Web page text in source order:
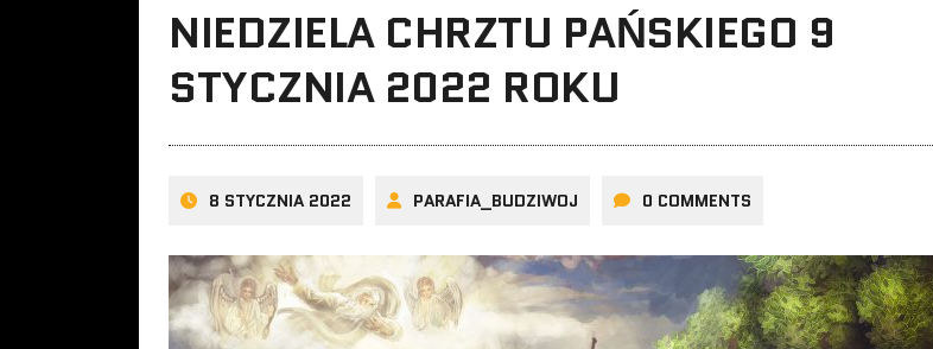
NIEDZIELA CHRZTU PAŃSKIEGO 9
STYCZNIA 2022 ROKU
8 STYCZNIA 2022 PARAFIA_BUDZIWOJ 0 COMMENTS